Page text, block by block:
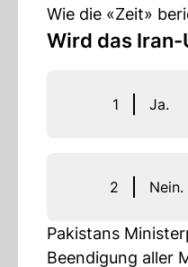
Wie die «Zeit»
Wird das
1 Ja.
2 Nein.
Pakistans
Beendigung aller